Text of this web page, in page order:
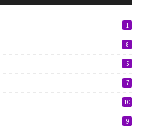
1
8
5
7
10
9